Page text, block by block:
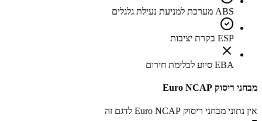
ABS מערכת למניעת נעילת גלגלים
ESP בקרת יציבות
EBA סיוע לבלימת חירום
מבחני ריסוק Euro NCAP
אין נתוני מבחני ריסוק Euro NCAP לדגם זה